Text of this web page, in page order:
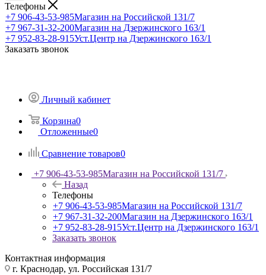
Телефоны
+7 906-43-53-985Магазин на Российской 131/7
+7 967-31-32-200Магазин на Дзержинского 163/1
+7 952-83-28-915Уст.Центр на Дзержинского 163/1
Заказать звонок
Личный кабинет
Корзина0
Отложенные0
Сравнение товаров0
+7 906-43-53-985Магазин на Российской 131/7
Назад
Телефоны
+7 906-43-53-985Магазин на Российской 131/7
+7 967-31-32-200Магазин на Дзержинского 163/1
+7 952-83-28-915Уст.Центр на Дзержинского 163/1
Заказать звонок
Контактная информация
г. Краснодар, ул. Российская 131/7